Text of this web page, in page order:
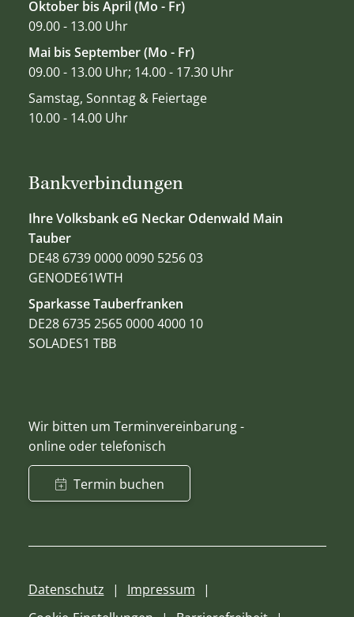
Bankverbindungen
Ihre Volksbank eG Neckar Odenwald Main
Tauber
DE48 6739 0000 0090 5256 03
GENODE61WTH
Sparkasse Tauberfranken
DE28 6735 2565 0000 4000 10
SOLADES1 TBB
Wir bitten um Terminvereinbarung -
online oder telefonisch
Termin buchen
Oktober bis April (Mo - Fr)
09.00 - 13.00 Uhr
Mai bis September (Mo - Fr)
09.00 - 13.00 Uhr; 14.00 - 17.30 Uhr
Samstag, Sonntag & Feiertage
10.00 - 14.00 Uhr
Datenschutz
Impressum